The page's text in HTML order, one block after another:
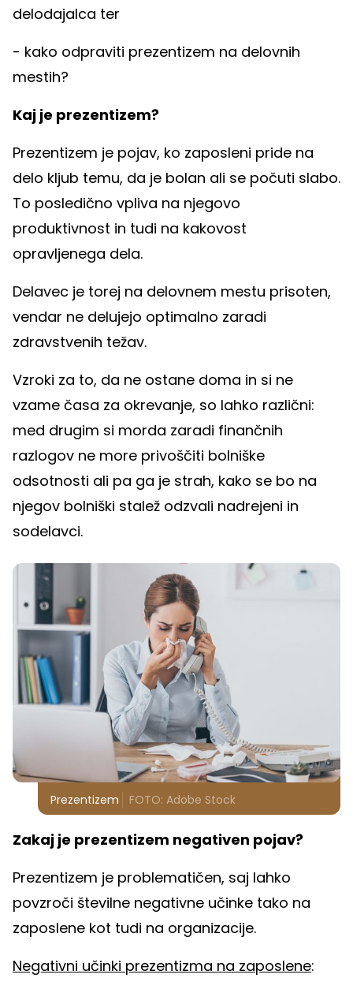
delodajalca ter
- kako odpraviti prezentizem na delovnih
mestih?
Kaj je prezentizem?
Prezentizem je pojav, ko zaposleni pride na
delo kljub temu, da je bolan ali se počuti slabo.
To posledično vpliva na njegovo
produktivnost in tudi na kakovost
opravljenega dela.
Delavec je torej na delovnem mestu prisoten,
vendar ne delujejo optimalno zaradi
zdravstvenih težav.
Vzroki za to, da ne ostane doma in si ne
vzame časa za okrevanje, so lahko različni:
med drugim si morda zaradi finančnih
razlogov ne more privoščiti bolniške
odsotnosti ali pa ga je strah, kako se bo na
njegov bolniški stalež odzvali nadrejeni in
sodelavci.
Prezentizem FOTO: Adobe Stock
Zakaj je prezentizem negativen pojav?
Prezentizem je problematičen, saj lahko
povzroči številne negativne učinke tako na
zaposlene kot tudi na organizacije.
Negativni učinki prezentizma na zaposlene: